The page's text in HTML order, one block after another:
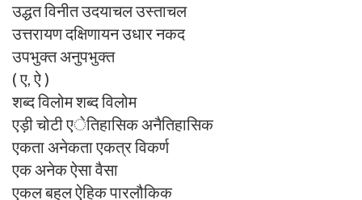
उद्धत विनीत उदयाचल उस्ताचल
उत्तरायण दक्षिणायन उधार नकद
उपभुक्त अनुपभुक्त
( ए, ऐ )
शब्द विलोम शब्द विलोम
एड़ी चोटी एेतिहासिक अनैतिहासिक
एकता अनेकता एकत्र विकर्ण
एक अनेक ऐसा वैसा
एकल बहुल ऐहिक पारलौकिक